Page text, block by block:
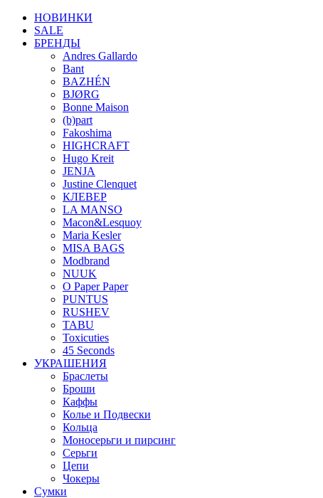
НОВИНКИ
SALE
БРЕНДЫ
Andres Gallardo
Bant
BAZHÉN
BJØRG
Bonne Maison
(b)part
Fakoshima
HIGHCRAFT
Hugo Kreit
JENJA
Justine Clenquet
КЛЕВЕР
LA MANSO
Macon&Lesquoy
Maria Kesler
MISA BAGS
Modbrand
NUUK
O Paper Paper
PUNTUS
RUSHEV
TABU
Toxicuties
45 Seconds
УКРАШЕНИЯ
Браслеты
Броши
Каффы
Колье и Подвески
Кольца
Моносерьги и пирсинг
Серьги
Цепи
Чокеры
Сумки